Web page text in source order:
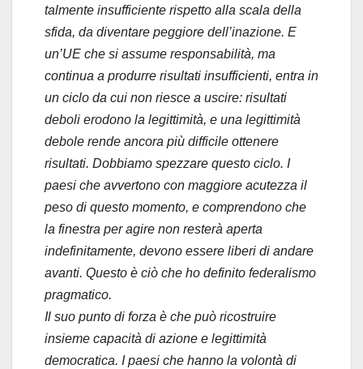
talmente insufficiente rispetto alla scala della
sfida, da diventare peggiore dell’inazione. E
un’UE che si assume responsabilità, ma
continua a produrre risultati insufficienti, entra in
un ciclo da cui non riesce a uscire: risultati
deboli erodono la legittimità, e una legittimità
debole rende ancora più difficile ottenere
risultati. Dobbiamo spezzare questo ciclo. I
paesi che avvertono con maggiore acutezza il
peso di questo momento, e comprendono che
la finestra per agire non resterà aperta
indefinitamente, devono essere liberi di andare
avanti. Questo è ciò che ho definito federalismo
pragmatico.
Il suo punto di forza è che può ricostruire
insieme capacità di azione e legittimità
democratica. I paesi che hanno la volontà di